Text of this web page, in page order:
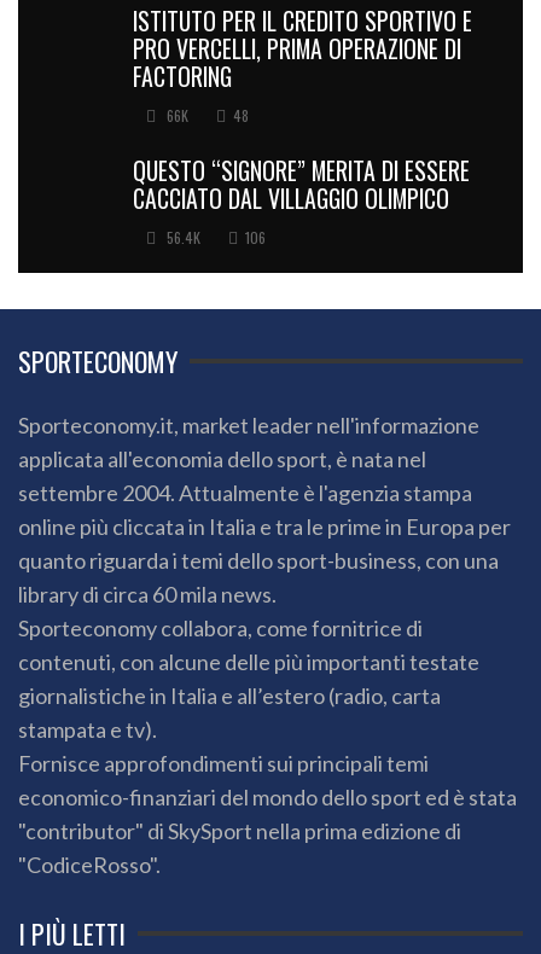
ISTITUTO PER IL CREDITO SPORTIVO E
PRO VERCELLI, PRIMA OPERAZIONE DI
FACTORING
66K 48
QUESTO “SIGNORE” MERITA DI ESSERE
CACCIATO DAL VILLAGGIO OLIMPICO
56.4K 106
SPORTECONOMY
Sporteconomy.it, market leader nell'informazione
applicata all'economia dello sport, è nata nel
settembre 2004. Attualmente è l'agenzia stampa
online più cliccata in Italia e tra le prime in Europa per
quanto riguarda i temi dello sport-business, con una
library di circa 60 mila news.
Sporteconomy collabora, come fornitrice di
contenuti, con alcune delle più importanti testate
giornalistiche in Italia e all’estero (radio, carta
stampata e tv).
Fornisce approfondimenti sui principali temi
economico-finanziari del mondo dello sport ed è stata
"contributor" di SkySport nella prima edizione di
"CodiceRosso".
I PIÙ LETTI